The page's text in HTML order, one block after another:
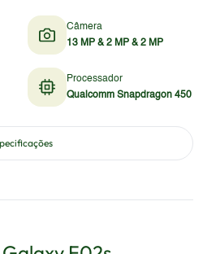
Câmera
13 MP & 2 MP & 2 MP
Processador
Qualcomm Snapdragon 450